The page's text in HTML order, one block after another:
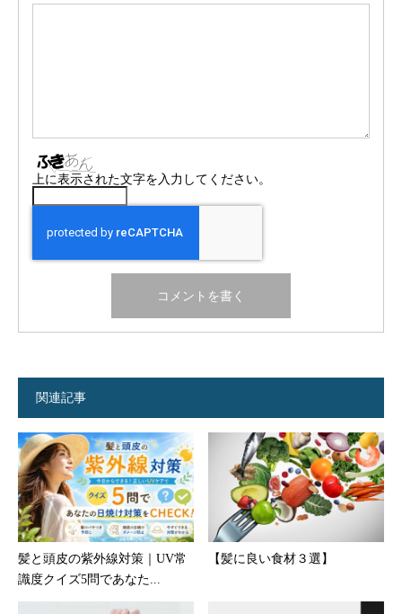
上に表示された文字を入力してください。
関連記事
髪と頭皮の紫外線対策｜UV常
識度クイズ5問であなた...
【髪に良い食材３選】